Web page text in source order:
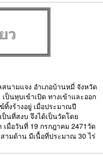
นามแจง อำเภอบ้านหมี่ จังหวัด
ป็นหุบเข้าเปิด ทางเข้าและออก
ทิ้งร้างอยู่ เมื่อประมาณปี
นที่สงบ จึงได้เป็นวัดโดย
มื่อวันที่ 19 กรกฎาคม 2471วัด
ามด้าน มีเนื้อที่ประมาณ 30 ไร่